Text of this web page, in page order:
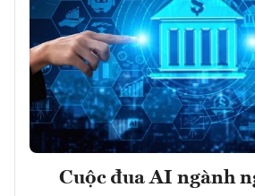
Cuộc đua AI ngành